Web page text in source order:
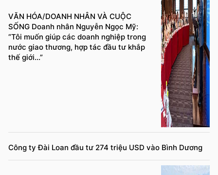
VĂN HÓA/DOANH NHÂN VÀ CUỘC
SỐNG Doanh nhân Nguyễn Ngọc Mỹ:
“Tôi muốn giúp các doanh nghiệp trong
nước giao thương, hợp tác đầu tư khắp
thế giới...”
Công ty Đài Loan đầu tư 274 triệu USD vào Bình Dương